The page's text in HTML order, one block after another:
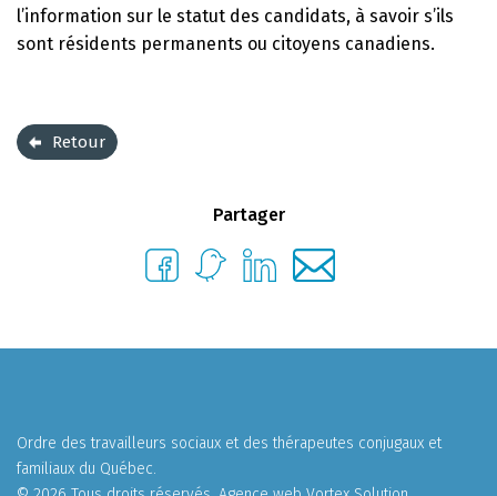
l’information sur le statut des candidats, à savoir s’ils
sont résidents permanents ou citoyens canadiens.
Retour
Partager
Ordre des travailleurs sociaux et des thérapeutes conjugaux et
familiaux du Québec.